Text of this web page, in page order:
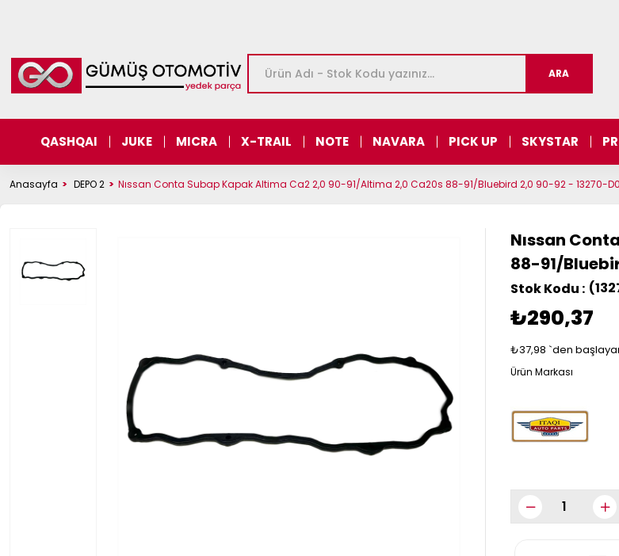
QASHQAI JUKE MICRA X-TRAIL NOTE NAVARA PICK UP SKYSTAR
Anasayfa DEPO 2 Nıssan Conta Subap Kapak Altima Ca2 2,0 90-91/Altima 2,0 Ca20s 88-91/Bluebird 2,0 90-92 - 13270-
Nıssan
88-91/
₺290,37
₺37,98 `den